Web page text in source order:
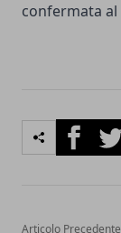
confermata al
Facebook
Articolo Precedente